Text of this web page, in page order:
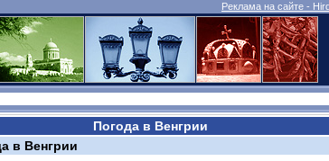
Реклама на сайте -
Погода в Венгрии
в Венгрии